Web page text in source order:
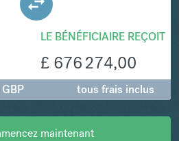
LE BÉNÉFICIAIRE REÇOIT
£ 676 274,00
tous frais inclus
maintenant